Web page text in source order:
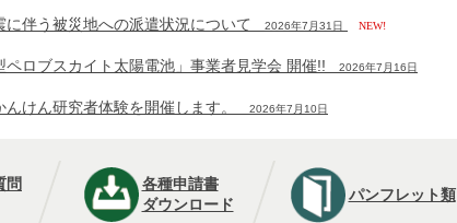
に伴う被災地への派遣状況について 2026年7月31日 NEW!
ペロブスカイト太陽電池」事業者見学会 開催!! 2026年7月16日
けん研究者体験を開催します。 2026年7月10日
問
各種申請書
ダウンロード
パンフレット類